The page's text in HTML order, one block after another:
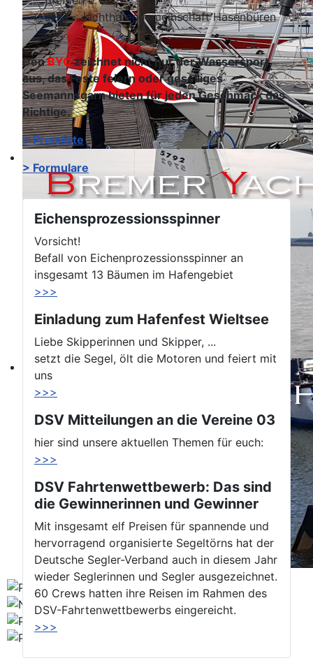
JHG - Jachthafengemeinschaft Hasenbüren
e.V.
DenBYCzeichnet nicht nur der Wassersport
aus, das Feste feiern oder geselliges
Seemannsgarn bieten für jeden Geschmack das
Richtige.
> Preisliste
> Formulare
Eichensprozessionsspinner
Vorsicht!
Befall von Eichenprozessionsspinner an
insgesamt 13 Bäumen im Hafengebiet
>>>
Einladung zum Hafenfest Wieltsee
Liebe Skipperinnen und Skipper, ...
setzt die Segel, ölt die Motoren und feiert mit
uns
>>>
DSV Mitteilungen an die Vereine 03
hier sind unsere aktuellen Themen für euch:
>>>
DSV Fahrtenwettbewerb: Das sind
die Gewinnerinnen und Gewinner
Mit insgesamt elf Preisen für spannende und
hervorragend organisierte Segeltörns hat der
Deutsche Segler-Verband auch in diesem Jahr
wieder Seglerinnen und Segler ausgezeichnet.
60 Crews hatten ihre Reisen im Rahmen des
DSV-Fahrtenwettbewerbs eingereicht.
>>>